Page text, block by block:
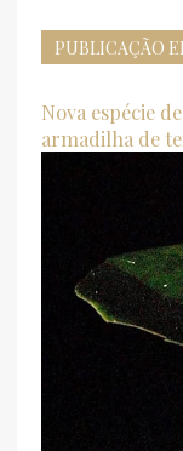
PUBLICAÇÃO
Nova espécie
armadilha de